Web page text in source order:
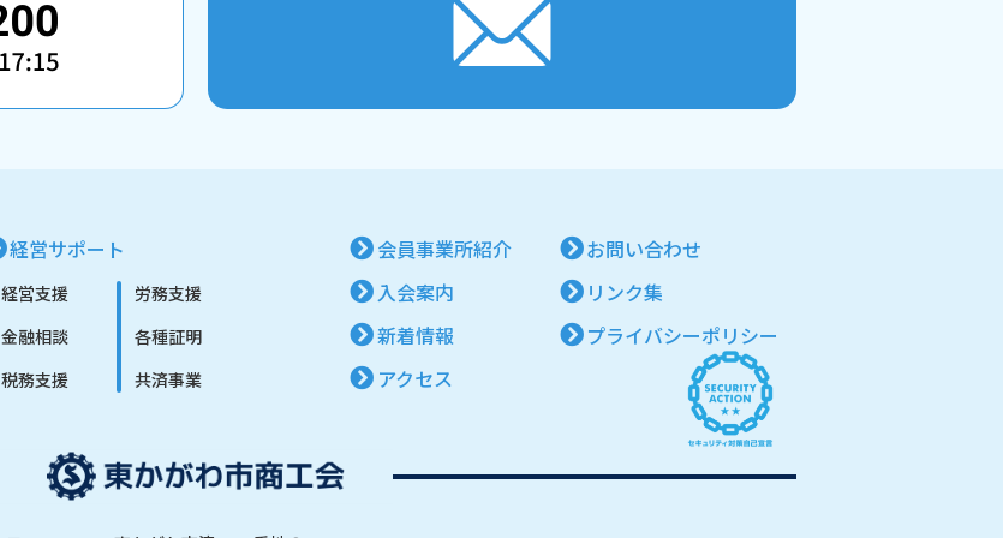
経営サポート
経営支援
金融相談
税務支援
労務支援
各種証明
共済事業
会員事業所紹介
入会案内
新着情報
アクセス
お問い合わせ
リンク集
プライバシーポリシー